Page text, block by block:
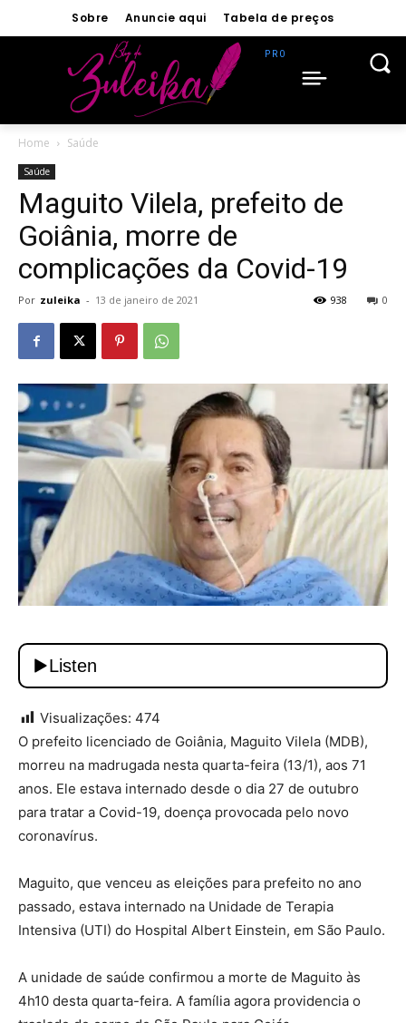
Sobre Anuncie aqui Tabela de preços
Home Saúde
Saúde
Maguito Vilela, prefeito de
Goiânia, morre de
complicações da Covid-19
Por zuleika - 13 de janeiro de 2021 0
938
Visualizações: 474
O prefeito licenciado de Goiânia, Maguito Vilela (MDB),
morreu na madrugada nesta quarta-feira (13/1), aos 71
anos. Ele estava internado desde o dia 27 de outubro
para tratar a Covid-19, doença provocada pelo novo
coronavírus.
Maguito, que venceu as eleições para prefeito no ano
passado, estava internado na Unidade de Terapia
Intensiva (UTI) do Hospital Albert Einstein, em São Paulo.
A unidade de saúde confirmou a morte de Maguito às
4h10 desta quarta-feira. A família agora providencia o